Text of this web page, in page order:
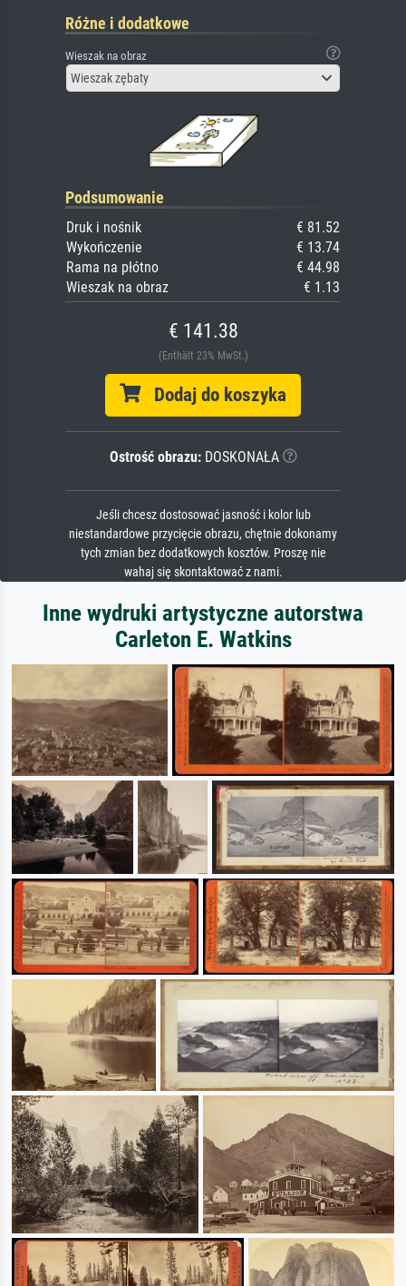
Różne i dodatkowe
Wieszak na obraz
Wieszak zębaty
Podsumowanie
Druk i nośnik
€ 81.52
Wykończenie
€ 13.74
Rama na płótno
€ 44.98
Wieszak na obraz
€ 1.13
€ 141.38
(Enthält 23% MwSt.)
Dodaj do koszyka
Ostrość obrazu:DOSKONAŁA
Jeśli chcesz dostosować jasność i kolor lub
niestandardowe przycięcie obrazu, chętnie dokonamy
tych zmian bez dodatkowych kosztów. Proszę nie
wahaj się skontaktować z nami.
Inne wydruki artystyczne autorstwa
Carleton E. Watkins